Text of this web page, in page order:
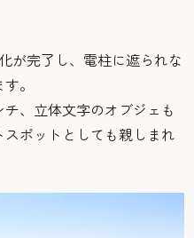
が完了し、電柱に遮られな
。
、立体文字のオブジェも
ポットとしても親しまれ